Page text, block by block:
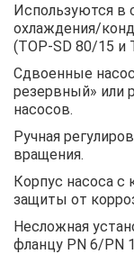
Используются в
охлаждения/
(TOP-SD 80/15 и
Сдвоенные
резервный» или
насосов.
Ручная
вращения.
Корпус насоса
защиты от
Несложная
фланцу PN 6/PN